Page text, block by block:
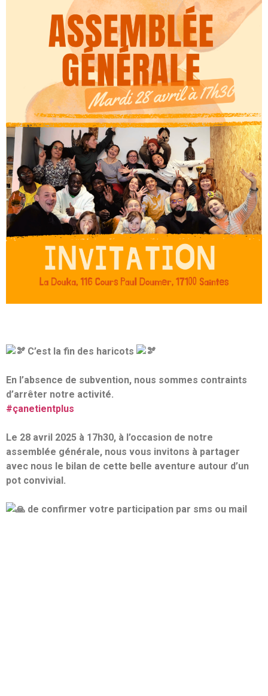
C’est la fin des haricots
En l’absence de subvention, nous sommes contraints
d’arrêter notre activité.
#çanetientplus
Le 28 avril 2025 à 17h30, à l’occasion de notre
assemblée générale, nous vous invitons à partager
avec nous le bilan de cette belle aventure autour d’un
pot convivial.
de confirmer votre participation par sms ou mail